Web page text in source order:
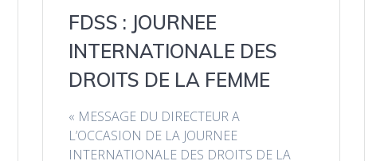
FDSS : JOURNEE
INTERNATIONALE DES
DROITS DE LA FEMME
« MESSAGE DU DIRECTEUR A
L’OCCASION DE LA JOURNEE
INTERNATIONALE DES DROITS DE LA